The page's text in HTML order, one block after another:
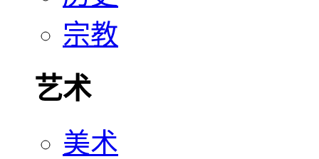
宗教
艺术
美术